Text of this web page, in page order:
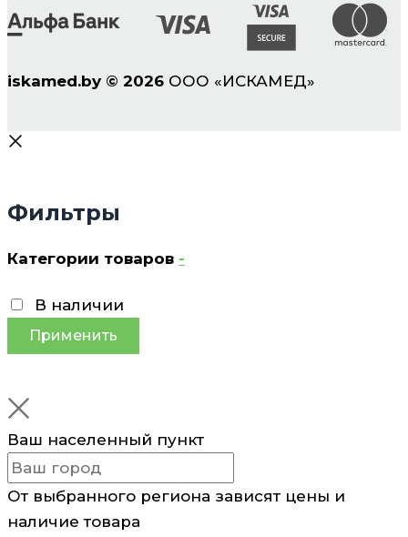
iskamed.by © 2026 ООО «ИСКАМЕД»
Фильтры
Категории товаров -
В наличии
Применить
Ваш населенный пункт
От выбранного региона зависят цены и
наличие товара